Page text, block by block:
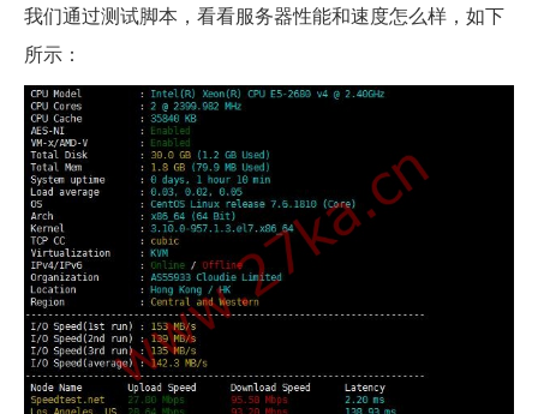
我们通过测试脚本，看看服务器性能和速度怎么样，如下
所示：